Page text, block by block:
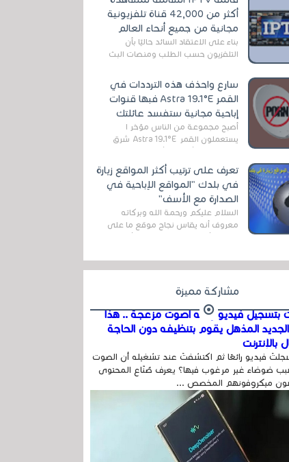
المج...
أكثر من 42,000 قناة تلفزيونية
مجانية من جميع أنحاء العالم
بناءً على الاعتقاد السائد حاليًا بأن
التلفزيون حسب الطلب ومنصات البث
سارع واحذف هذه الترددات في
القمر Astra 19.1°E فبها قنوات
إباحية مجانية ستفسد عائلتك
أصبح مجموعة من الناس مؤخر ا
يستعملون القمر Astra 19.1°E شرق
قنوات مميزة جدا تنقل العديد من البرامج
اله...
تعرف على ترتيب أكثر المواقع زيارة
في بلدك "المواقع الإباحية في
الصدارة مع الأسف"
السلام عليكم ورحمة الله وبركاته
معروف أنه يقاس نجاح موقع ما على
في...
مشاركة مميزة
فيديو وفيه أصوت مزعجة .. هذا
الجديد المذهل يقوم بتنظيفه دون الحاجة
بالإنترنت
فيديو رائعًا ثم اكتشفتَ عند تشغيله أن الصوت
ضوضاء غير مرغوب فيها؟ يعرف صُنّاع المحتوى
ميكروفونهم المخصص ...